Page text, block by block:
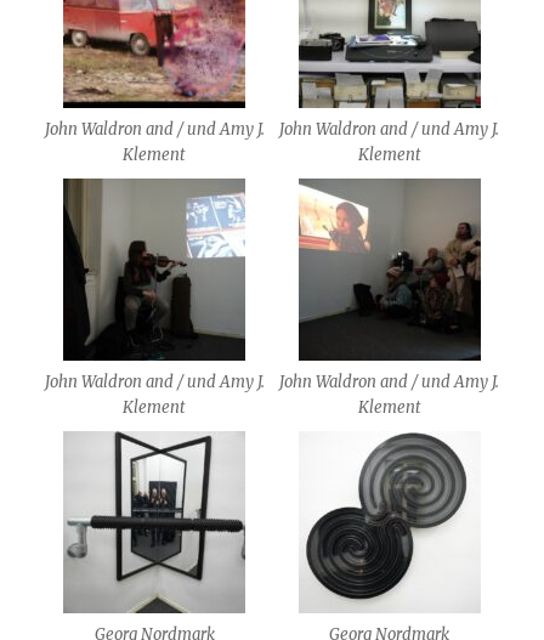
John Waldron and / und Amy J.
Klement
John Waldron and / und Amy J.
Klement
John Waldron and / und Amy J.
Klement
John Waldron and / und Amy J.
Klement
Georg Nordmark Georg Nordmark